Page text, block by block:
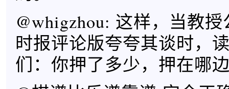
@whigzhou: 这样，当教
时报评论版夸夸其谈时，
们：你押了多少，押在哪